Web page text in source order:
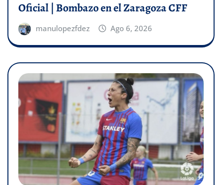
Oficial | Bombazo en el Zaragoza CFF
manulopezfdez Ago 6, 2026